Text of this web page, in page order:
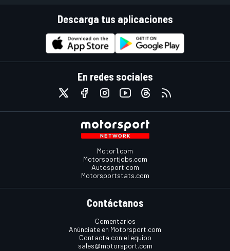
Descarga tus aplicaciones
En redes sociales
Motor1.com
Motorsportjobs.com
Autosport.com
Motorsportstats.com
Contáctanos
Comentarios
Anúnciate en Motorsport.com
Contacta con el equipo
sales@motorsport.com